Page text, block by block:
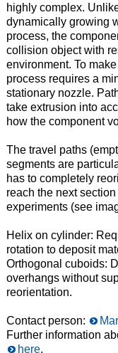
highly complex.
dynamically growing
process, the
collision object with
environment. To
process requires a
stationary nozzle.
take extrusion into
how the component
The travel paths
segments are
has to completely
reach the next
experiments (see
Helix on cylinder:
rotation to deposit
Orthogonal cuboids:
overhangs without
reorientation.
Contact person:
Further information
here.